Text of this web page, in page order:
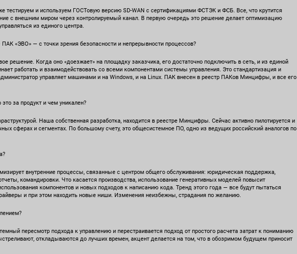
тестируем и используем ГОСТовую версию SD-WAN с сертификациями ФСТЭК и ФСБ. Все, что крутится
с внешним миром через контролируемый канал. В первую очередь это решение делает оптимизацию
из единого центра.
«ЭВО» — с точки зрения безопасности и непрерывности процессов?
решение. Когда оно «доезжает» на площадку заказчика, его достаточно подключить в сеть, и из единой
работать и взаимодействовать со всеми компонентами системы управления. Это стандартизация и
управляет машинами и на Windows, и на Linux. ПАК внесен в реестр ПАКов Минцифры, и все его
за продукт и чем уникален?
Наша собственная разработка, находится в реестре Минцифры. Сейчас активно пилотируется и
сферах и сегментах. По большому счету, это общесистемное ПО, одно из ведущих российский аналогов по
внутренние процессы, связанные с центром общего обслуживания: юридическая поддержка,
командировки. Что касается производства, использование генеративных моделей повысит
компонентов и новых подходов к написанию кода. Тренд этого года — все будут пытаться
и при этом находить новые ниши. Изменения неизбежны, страдания по желанию.
пересмотр подхода к управлению и перестраивается подход от простого расчета затрат к пониманию
откладываются до лучших времен, акцент делается на том, что в обозримом будущем приносит